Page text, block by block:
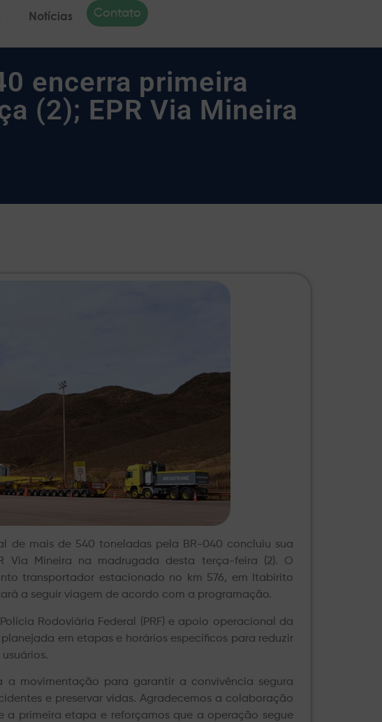
Notícias Contato
encerra primeira
(2); EPR Via Mineira
de mais de 540 toneladas pela BR-040 concluiu sua
Via Mineira na madrugada desta terça-feira (2). O
transportador estacionado no km 576, em Itabirito
a seguir viagem de acordo com a programação.
Rodoviária Federal (PRF) e apoio operacional da
em etapas e horários específicos para reduzir
a movimentação para garantir a convivência segura
e preservar vidas. Agradecemos a colaboração
primeira etapa e reforçamos que a operação segue